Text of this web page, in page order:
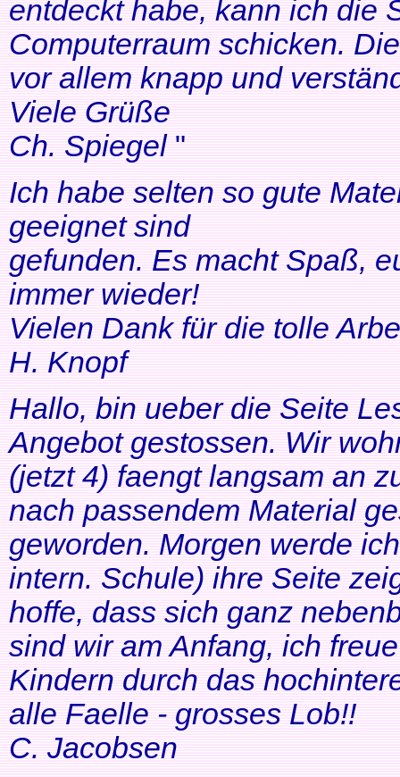
entdeckt habe, kann ich die
Computerraum schicken.
vor allem knapp und
Viele Grüße
Ch. Spiegel"
Ich habe selten so gute
geeignet sind
gefunden. Es macht Spaß,
immer wieder!
Vielen Dank für die tolle
H. Knopf
Hallo, bin ueber die Seite
Angebot gestossen. Wir
(jetzt 4) faengt langsam an
nach passendem Material
geworden. Morgen werde
intern. Schule) ihre Seite
hoffe, dass sich ganz
sind wir am Anfang, ich
Kindern durch das
alle Faelle - grosses Lob!!
C. Jacobsen